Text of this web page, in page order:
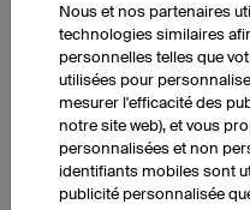
Channel
Nous et nos partenaires
technologies similaires
personnelles telles que
utilisées pour
mesurer l'efficacité des
notre site web), et vous
personnalisées et non
identifiants mobiles sont
publicité personnalisée